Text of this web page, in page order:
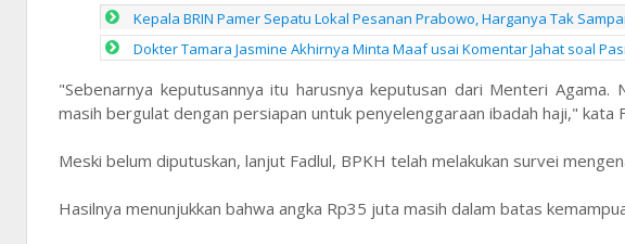
Kepala BRIN Pamer Sepatu Lokal Pesanan Prabowo, Harganya Tak
Dokter Tamara Jasmine Akhirnya Minta Maaf usai Komentar Jahat soal
"Sebenarnya keputusannya itu harusnya keputusan dari Menteri
masih bergulat dengan persiapan untuk penyelenggaraan ibadah haji," kata
Meski belum diputuskan, lanjut Fadlul, BPKH telah melakukan survei
Hasilnya menunjukkan bahwa angka Rp35 juta masih dalam batas